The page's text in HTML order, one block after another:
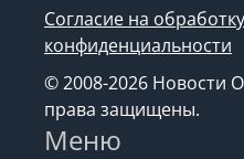
Согласие на обработку
конфиденциальности
© 2008-2026 Новости
права защищены.
Меню